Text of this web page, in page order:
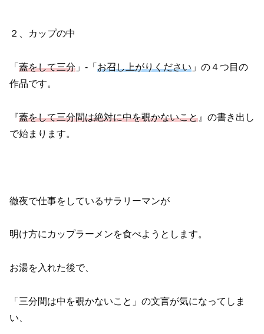
２、カップの中
「 蓋をして三分 」-「 お召し上がりください 」の４つ目の
作品です。
『蓋をして三分間は絶対に中を覗かないこと 』の書き出し
で始まります。
徹夜で仕事をしているサラリーマンが
明け方にカップラーメンを食べようとします。
お湯を入れた後で、
「三分間は中を覗かないこと」の文言が気になってしま
い、